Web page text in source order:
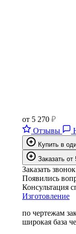
от 5 270 ₽
Отзывы
Купить в
Заказать от
Заказать звонок
Появились
Консультация
Изготовление
по чертежам
широкая база